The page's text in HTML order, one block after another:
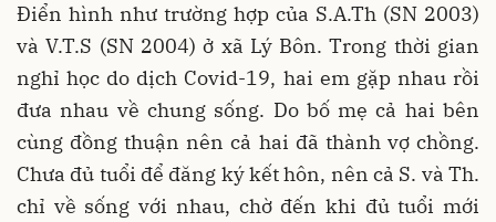
Điển hình như trường hợp của S.A.Th (SN 2003)
và V.T.S (SN 2004) ở xã Lý Bôn. Trong thời gian
nghỉ học do dịch Covid-19, hai em gặp nhau rồi
đưa nhau về chung sống. Do bố mẹ cả hai bên
cùng đồng thuận nên cả hai đã thành vợ chồng.
Chưa đủ tuổi để đăng ký kết hôn, nên cả S. và Th.
chỉ về sống với nhau, chờ đến khi đủ tuổi mới